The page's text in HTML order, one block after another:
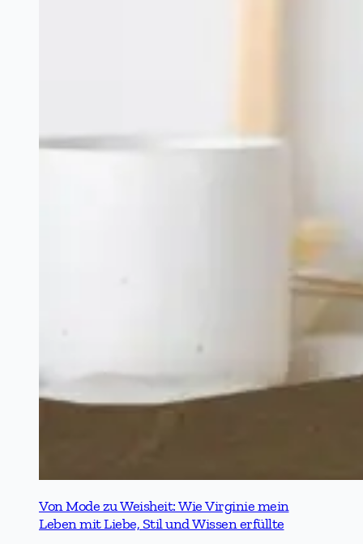
Von Mode zu Weisheit: Wie Virginie mein
Leben mit Liebe, Stil und Wissen erfüllte